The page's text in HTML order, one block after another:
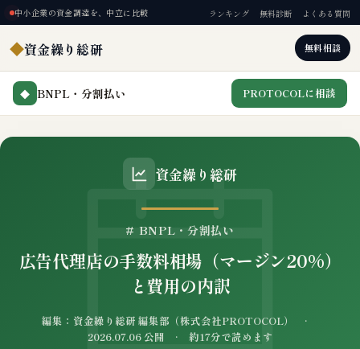
中小企業の資金調達を、中立に比較 ランキング 無料診断 よくある質問
◆資金繰り総研 無料相談
◆ BNPL・分割払い PROTOCOLに相談
資金繰り総研
# BNPL・分割払い
広告代理店の手数料相場（マージン20%）
と費用の内訳
編集：資金繰り総研 編集部（株式会社PROTOCOL） ·
2026.07.06 公開 · 約17分で読めます